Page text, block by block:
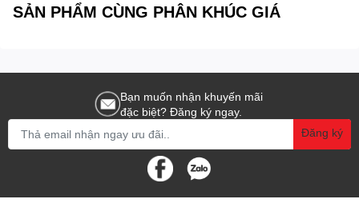
SẢN PHẨM CÙNG PHÂN KHÚC GIÁ
Bạn muốn nhận khuyến mãi
đặc biệt? Đăng ký ngay.
Đăng ký